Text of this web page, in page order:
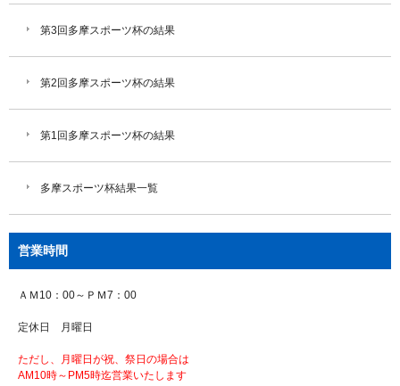
第3回多摩スポーツ杯の結果
第2回多摩スポーツ杯の結果
第1回多摩スポーツ杯の結果
多摩スポーツ杯結果一覧
営業時間
ＡＭ10：00～ＰＭ7：00
定休日 月曜日
ただし、月曜日が祝、祭日の場合は
AM10時～PM5時迄営業いたします